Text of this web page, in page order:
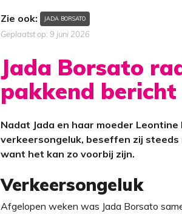
Zie ook: JADA BORSATO
Geplaatst op: 9 juni 2026
Jada Borsato
pakkend
Nadat Jada en haar moeder
verkeersongeluk, beseffen zij
want het kan zo voorbij zijn.
Verkeersongeluk
Afgelopen weken was Jada Borsato